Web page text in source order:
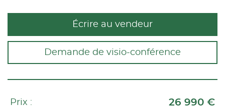
Écrire au vendeur
Demande de visio-conférence
Prix : 26 990 €